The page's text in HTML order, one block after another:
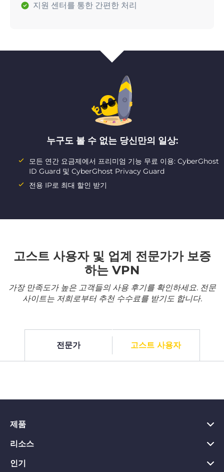
지원 센터를 통한 간편한 처리
누구도 볼 수 없는 당신만의 일상:
모든 연간 요금제에서 프리미엄 기능 무료 이용: CyberGhost
ID Guard 및 CyberGhost Privacy Guard
전용 IP로 최대 할인 받기
고스트 사용자 및 업계 전문가가 보증
하는 VPN
가장 만족도가 높은 고객들의 사용 후기를 확인하세요. 전문
사이트는 저희로부터 추천 수수료를 받기도 합니다.
전문가 고스트 사용자
제품
PC용 VPN
Chrome용 VPN
리소스
VPN이란?
인기